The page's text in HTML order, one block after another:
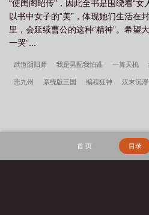
“使闺阁昭传”，因此全书是围绕着“女
以书中女子的“美”，体现她们生活在
里，会延续曹公的这种“精神”。希望
一哭”...
武道阴阳师 我是男配我怕谁 一算天机
悲九州 系统版三国 编程狂神 汉末沉浮
镇龙棺，阎王命
首 页 目录